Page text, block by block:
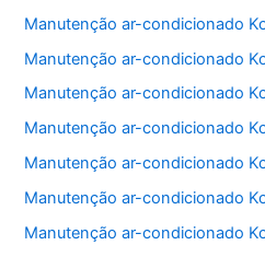
Manutenção ar-condicionado
Manutenção ar-condicionado
Manutenção ar-condicionado
Manutenção ar-condicionado
Manutenção ar-condicionado
Manutenção ar-condicionado
Manutenção ar-condicionado